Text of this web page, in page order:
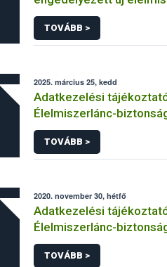
Európai Unióban
TOVÁBB >
2025. március 25, kedd
Adatkezelési
Élelmiszerlánc-
Ügyfélprofil
tevékenység
közhatalmi eljárásaihoz
TOVÁBB >
2020. november 30, hétfő
Adatkezelési
Élelmiszerlánc-
panaszok és közérdekű
kezeléséhez kapcsolódó
TOVÁBB >